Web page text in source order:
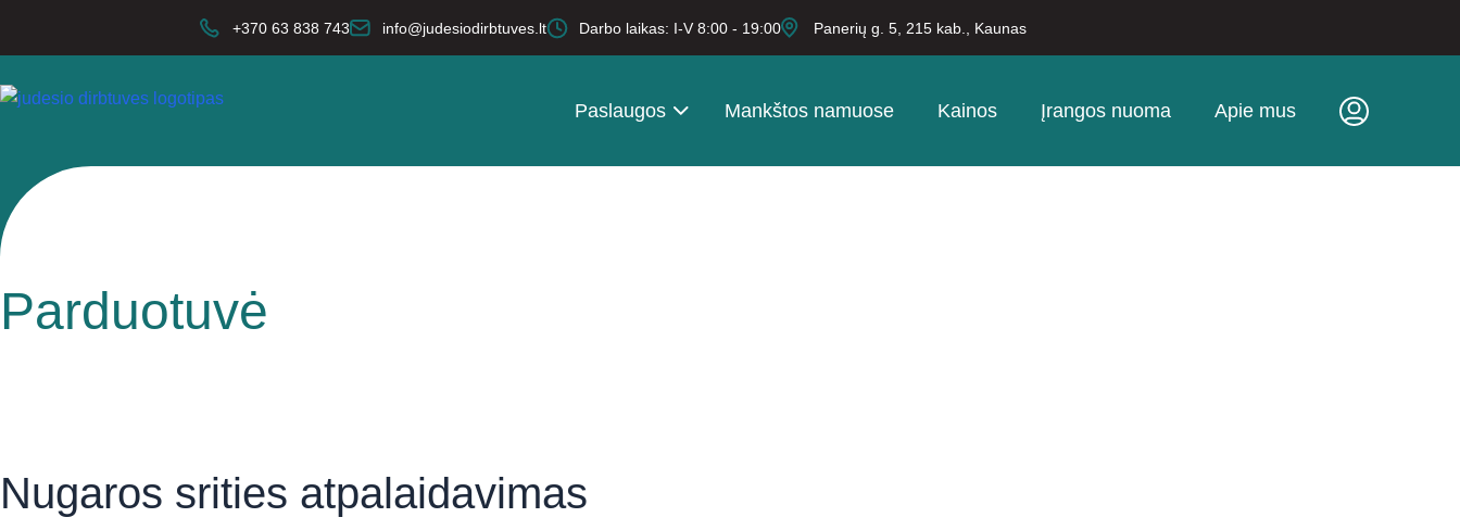
+370 63 838 743 info@judesiodirbtuves.lt Darbo laikas: I-V 8:00 - 19:00 Panerių g. 5, 215 kab., Kaunas
Paslaugos Mankštos namuose Kainos Įrangos nuoma Apie mus
Parduotuvė
Nugaros srities atpalaidavimas